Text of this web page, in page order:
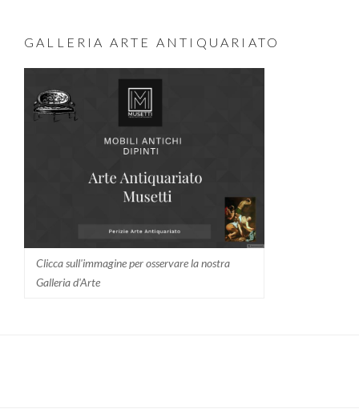
GALLERIA ARTE ANTIQUARIATO
Clicca sull'immagine per osservare la nostra
Galleria d'Arte